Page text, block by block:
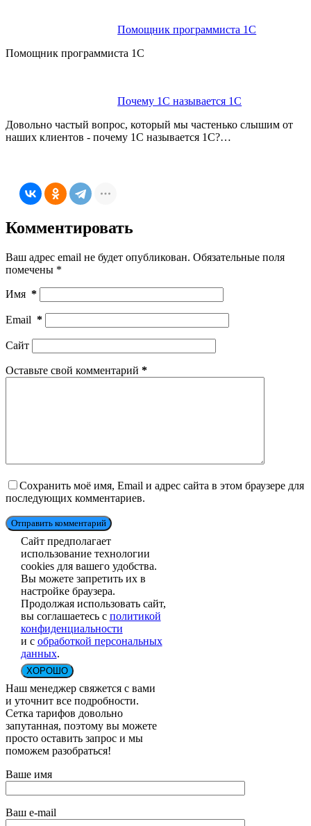
Помощник про‎граммиста 1С
Помощник программиста 1С
Почему 1С называется 1С
Довольно частый вопрос, который мы частенько слышим от
наших клиентов - почему 1С называется 1С?…
Комментировать
Ваш адрес email не будет опубликован. Обязательные поля
помечены *
Имя *
Email *
Сайт
Оставьте свой комментарий *
Сохранить моё имя, Email и адрес сайта в этом браузере для
последующих комментариев.
Отправить комментарий
Сайт предполагает
использование технологии
cookies для вашего удобства.
Вы можете запретить их в
настройке браузера.
Продолжая использовать сайт,
вы соглашаетесь с политикой
конфиденциальности
и с обработкой персональных
данных.
ХОРОШО
Наш менеджер свяжется с вами
и уточнит все подробности.
Сетка тарифов довольно
запутанная, поэтому вы можете
просто оставить запрос и мы
поможем разобраться!
Ваше имя
Ваш e-mail